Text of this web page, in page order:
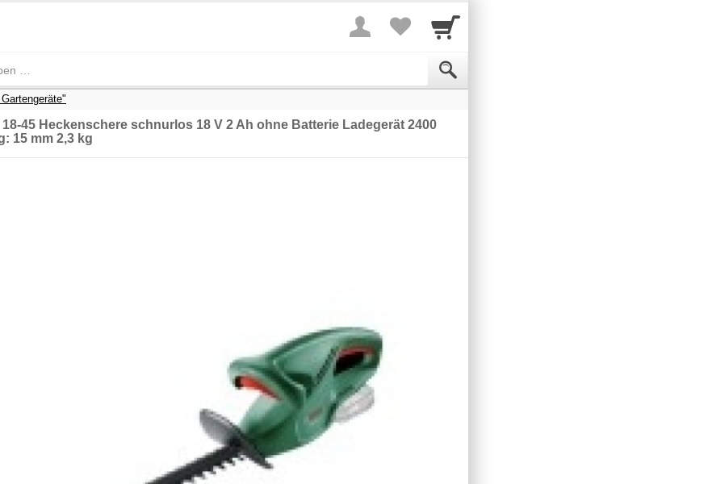
45 Heckenschere schnurlos 18 V 2 Ah ohne Batterie Ladegerät 2400
15 mm 2,3 kg